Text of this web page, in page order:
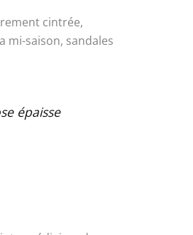
cintrée,
mi-saison, sandales
épaisse